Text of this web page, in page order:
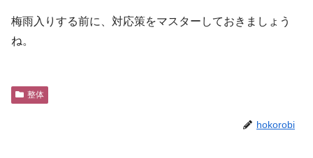
梅雨入りする前に、対応策をマスターしておきましょう
ね。
整体
hokorobi